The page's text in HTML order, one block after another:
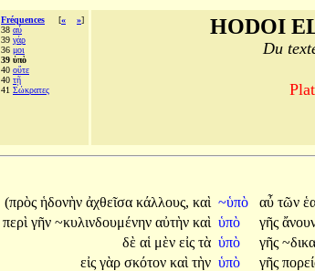
Fréquences [« »]
38 αὖ
39 γάρ
36 μοι
39 ὑπὸ
40 οὔτε
40 τῇ
41 Σώκρατες
HODOI
Du
(πρὸς ἡδονὴν ἀχθεῖσα κάλλους, καὶ ~ὑπὸ αὖ τῶν
περὶ γῆν ~κυλινδουμένην αὐτὴν καὶ ὑπὸ γῆς
δὲ αἱ μὲν εἰς τὰ ὑπὸ γῆς
εἰς γὰρ σκότον καὶ τὴν ὑπὸ γῆς